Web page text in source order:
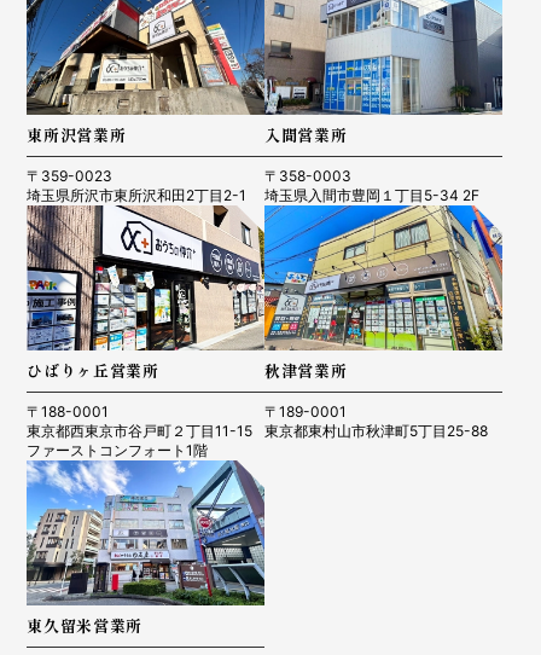
東所沢営業所
〒359-0023
埼玉県所沢市東所沢和田2丁目2-1
入間営業所
〒358-0003
埼玉県入間市豊岡１丁目5-34 2F
ひばりヶ丘営業所
〒188-0001
東京都西東京市谷戸町２丁目11-15
ファーストコンフォート1階
秋津営業所
〒189-0001
東京都東村山市秋津町5丁目25-88
東久留米営業所